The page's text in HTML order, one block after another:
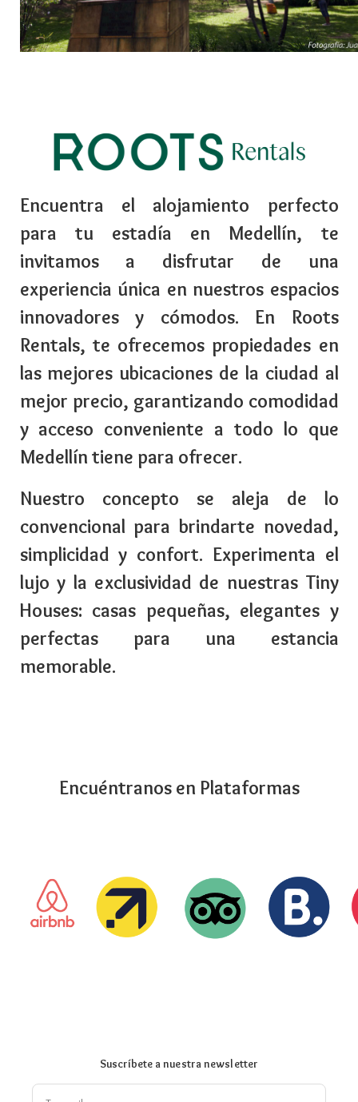
Encuentra el alojamiento perfecto
para tu estadía en Medellín, te
invitamos a disfrutar de una
experiencia única en nuestros espacios
innovadores y cómodos. En Roots
Rentals, te ofrecemos propiedades en
las mejores ubicaciones de la ciudad al
mejor precio, garantizando comodidad
y acceso conveniente a todo lo que
Medellín tiene para ofrecer.
Nuestro concepto se aleja de lo
convencional para brindarte novedad,
simplicidad y confort. Experimenta el
lujo y la exclusividad de nuestras Tiny
Houses: casas pequeñas, elegantes y
perfectas para una estancia
memorable.
Encuéntranos en Plataformas
Suscríbete a nuestra newsletter